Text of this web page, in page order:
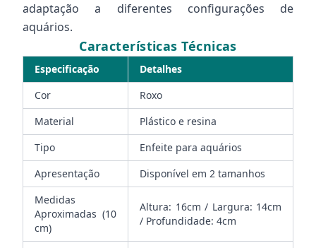
adaptação a diferentes configurações de
aquários.
Características Técnicas
Especificação
Detalhes
Cor
Roxo
Material
Plástico e resina
Tipo
Enfeite para aquários
Apresentação
Disponível em 2 tamanhos
Medidas
Aproximadas (10
cm)
Altura: 16cm / Largura: 14cm
/ Profundidade: 4cm